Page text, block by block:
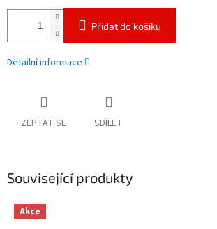
Přidat do košíku
Detailní informace
ZEPTAT SE SDÍLET
Související produkty
Akce